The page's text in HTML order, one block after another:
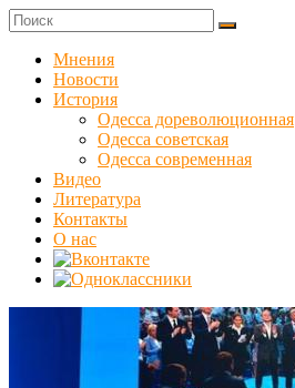
Skip
to
content
Куликовец
Сайт
одесского
сопротивления
Мнения
Новости
История
Одесса дореволюционная
Одесса советская
Одесса современная
Видео
Литература
Контакты
О нас